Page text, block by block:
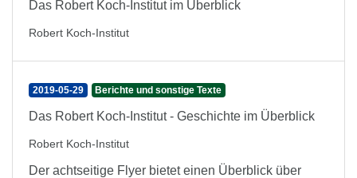
Das Robert Koch-Institut im Überblick
Robert Koch-Institut
2019-05-29 Berichte und sonstige Texte
Das Robert Koch-Institut - Geschichte im Überblick
Robert Koch-Institut
Der achtseitige Flyer bietet einen Überblick über